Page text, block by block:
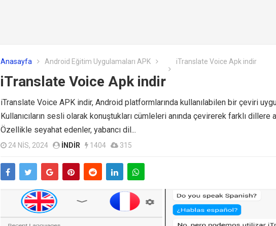
Anasayfa Android Eğitim Uygulamaları APK iTranslate Voice Apk indir
iTranslate Voice Apk indir
iTranslate Voice APK indir, Android platformlarında kullanılabilen bir çeviri
Kullanıcıların sesli olarak konuştukları cümleleri anında çevirerek farklı dillere
Özellikle seyahat edenler, yabancı dil...
24 NIS, 2024 INDIR 1404 315